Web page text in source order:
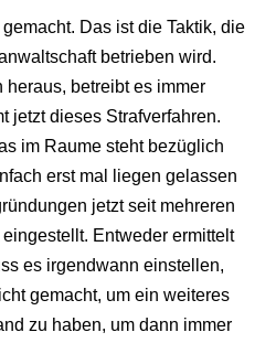
Das ist die Taktik, die
betrieben wird.
heraus, betreibt es immer
jetzt dieses Strafverfahren.
im Raume steht bezüglich
erst mal liegen gelassen
jetzt seit mehreren
Entweder ermittelt
es irgendwann einstellen,
gemacht, um ein weiteres
zu haben, um dann immer